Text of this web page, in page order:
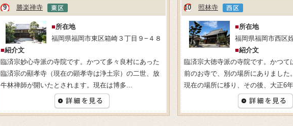
9 勝楽禅寺
■所在地
福岡県福岡市東区箱崎３丁目９−４８
■紹介文
臨済宗妙心寺派の寺院です。かつて多々良村にあった
臨済宗の顯孝寺（現在の顕孝寺は浄土宗）の二世、放
牛林禅師が開いたとされます。現在は博多...
10 照林寺
■所在地
福岡県福岡市西区
■紹介文
臨済宗大徳寺派の寺院です。かつて
前のお寺で、別の場所にありました
現在の場所に移り、その後、大正6